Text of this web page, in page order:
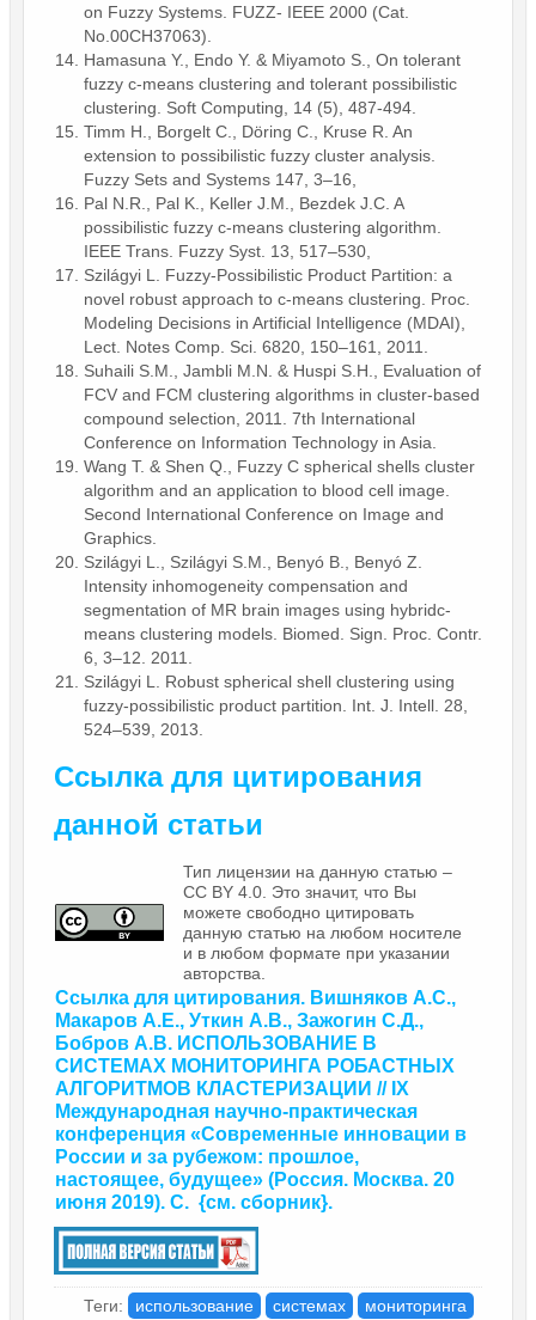
on Fuzzy Systems. FUZZ- IEEE 2000 (Cat.
No.00CH37063).
Hamasuna Y., Endo Y. & Miyamoto S., On tolerant
fuzzy c-means clustering and tolerant possibilistic
clustering. Soft Computing, 14 (5), 487-494.
Timm H., Borgelt C., Döring C., Kruse R. An
extension to possibilistic fuzzy cluster analysis.
Fuzzy Sets and Systems 147, 3–16,
Pal N.R., Pal K., Keller J.M., Bezdek J.C. A
possibilistic fuzzy c-means clustering algorithm.
IEEE Trans. Fuzzy Syst. 13, 517–530,
Szilágyi L. Fuzzy-Possibilistic Product Partition: a
novel robust approach to c-means clustering. Proc.
Modeling Decisions in Artificial Intelligence (MDAI),
Lect. Notes Comp. Sci. 6820, 150–161, 2011.
Suhaili S.M., Jambli M.N. & Huspi S.H., Evaluation of
FCV and FCM clustering algorithms in cluster-based
compound selection, 2011. 7th International
Conference on Information Technology in Asia.
Wang T. & Shen Q., Fuzzy C spherical shells cluster
algorithm and an application to blood cell image.
Second International Conference on Image and
Graphics.
Szilágyi L., Szilágyi S.M., Benyó B., Benyó Z.
Intensity inhomogeneity compensation and
segmentation of MR brain images using hybridc-
means clustering models. Biomed. Sign. Proc. Contr.
6, 3–12. 2011.
Szilágyi L. Robust spherical shell clustering using
fuzzy-possibilistic product partition. Int. J. Intell. 28,
524–539, 2013.
Ссылка для цитирования
данной статьи
Тип лицензии на данную статью –
CC BY 4.0. Это значит, что Вы
можете свободно цитировать
данную статью на любом носителе
и в любом формате при указании
авторства.
Ссылка для цитирования. Вишняков А.С.,
Макаров А.Е., Уткин А.В., Зажогин С.Д.,
Бобров А.В. ИСПОЛЬЗОВАНИЕ В
СИСТЕМАХ МОНИТОРИНГА РОБАСТНЫХ
АЛГОРИТМОВ КЛАСТЕРИЗАЦИИ // IX
Международная научно-практическая
конференция «Современные инновации в
России и за рубежом: прошлое,
настоящее, будущее» (Россия. Москва. 20
июня 2019). С. {см. сборник}.
Теги: использование системах
мониторинга